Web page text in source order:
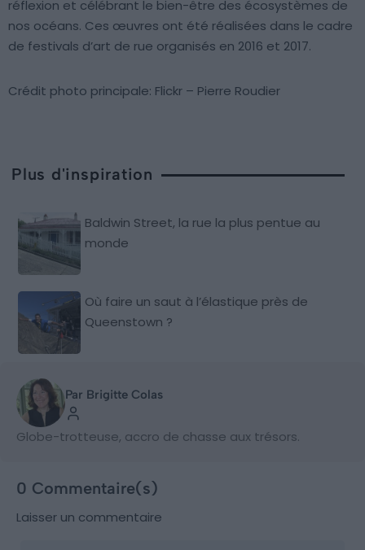
réflexion et célébrant le bien-être des écosystèmes de
nos océans. Ces œuvres ont été réalisées dans le cadre
de festivals d’art de rue organisés en 2016 et 2017.
Crédit photo principale: Flickr – Pierre Roudier
Plus d'inspiration
Baldwin Street, la rue la plus pentue au
monde
Où faire un saut à l’élastique près de
Queenstown ?
Par Brigitte Colas
Globe-trotteuse, accro de chasse aux trésors.
0 Commentaire(s)
Laisser un commentaire